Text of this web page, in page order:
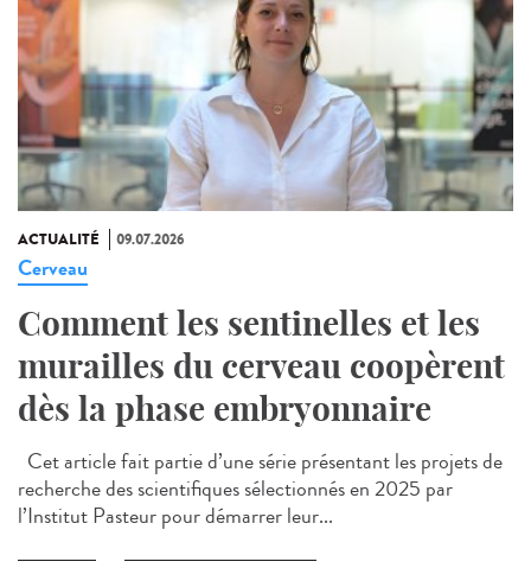
ACTUALITÉ 09.07.2026
Cerveau
Comment les sentinelles et les
murailles du cerveau coopèrent
dès la phase embryonnaire
Cet article fait partie d’une série présentant les projets de
recherche des scientifiques sélectionnés en 2025 par
l’Institut Pasteur pour démarrer leur...